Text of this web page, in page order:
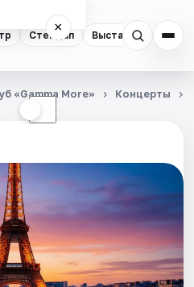
Стендап Выставки
×
☾
«Gamma More» Концерты